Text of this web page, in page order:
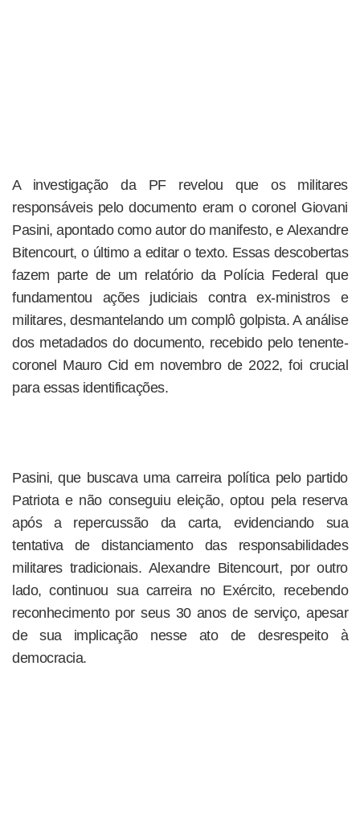
A investigação da PF revelou que os militares
responsáveis pelo documento eram o coronel Giovani
Pasini, apontado como autor do manifesto, e Alexandre
Bitencourt, o último a editar o texto. Essas descobertas
fazem parte de um relatório da Polícia Federal que
fundamentou ações judiciais contra ex-ministros e
militares, desmantelando um complô golpista. A análise
dos metadados do documento, recebido pelo tenente-
coronel Mauro Cid em novembro de 2022, foi crucial
para essas identificações.
Pasini, que buscava uma carreira política pelo partido
Patriota e não conseguiu eleição, optou pela reserva
após a repercussão da carta, evidenciando sua
tentativa de distanciamento das responsabilidades
militares tradicionais. Alexandre Bitencourt, por outro
lado, continuou sua carreira no Exército, recebendo
reconhecimento por seus 30 anos de serviço, apesar
de sua implicação nesse ato de desrespeito à
democracia.